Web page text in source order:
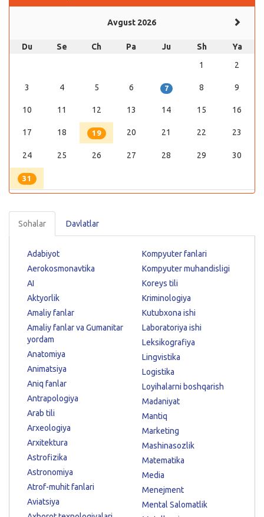
Avgust 2026
Du Se Ch Pa Ju Sh
Ya
1
2
3 4 5 6 7 8 9
10 11 12 13 14 15 16
17 18 19 20 21 22 23
24 25 26 27 28 29 30
31
Sohalar Davlatlar
Adabiyot
Aerokosmonavtika
AI
Aktyorlik
Amaliy fanlar
Amaliy fanlar va Gumanitar
yordam
Anatomiya
Animatsiya
Aniq fanlar
Antrapologiya
Arab tili
Arxeologiya
Arxitektura
Astrofizika
Astronomiya
Atrof-muhit fanlari
Aviatsiya
Kompyuter fanlari
Kompyuter muhandisligi
Koreys tili
Kriminologiya
Kutubxona ishi
Laboratoriya ishi
Leksikografiya
Lingvistika
Logistika
Loyihalarni boshqarish
Madaniyat
Mantiq
Marketing
Mashinasozlik
Matematika
Media
Menejment
Mental Salomatlik